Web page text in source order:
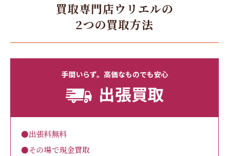
買取専門店ウリエルの
2つの買取方法
手間いらず。高価なものでも安心
出張買取
●出張料無料
●その場で現金買取